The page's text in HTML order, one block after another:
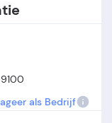
als Bedrijf